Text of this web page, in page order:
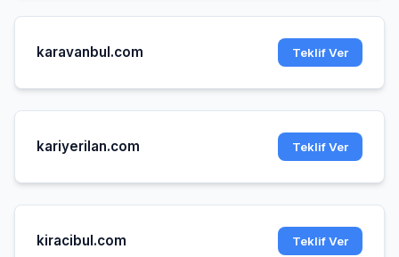
karavanbul.com Teklif Ver
kariyerilan.com Teklif Ver
kiracibul.com Teklif Ver